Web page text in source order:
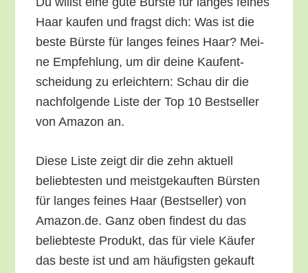
Haar kau­fen und fragst dich: Was ist die
bes­te Bürs­te für lan­ges fei­nes Haar? Mei­
ne Emp­feh­lung, um dir dei­ne Kauf­ent­
schei­dung zu erleich­tern: Schau dir die
nach­fol­gen­de Lis­te der Top 10 Best­sel­ler
von Ama­zon an.
Die­se Lis­te zeigt dir die zehn aktu­ell
belieb­tes­ten und meist­ge­kauf­ten Bürs­ten
für lan­ges fei­nes Haar (Best­sel­ler) von
Amazon.de. Ganz oben fin­dest du das
belieb­tes­te Pro­dukt, das für vie­le Käu­fer
das bes­te ist und am häu­figs­ten gekauft